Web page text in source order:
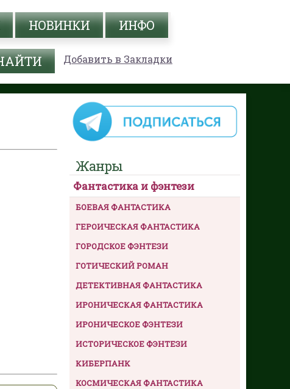
НОВИНКИ ИНФО
Добавить в Закладки
Жанры
Фантастика и фэнтези
БОЕВАЯ ФАНТАСТИКА
ГЕРОИЧЕСКАЯ ФАНТАСТИКА
ГОРОДСКОЕ ФЭНТЕЗИ
ГОТИЧЕСКИЙ РОМАН
ДЕТЕКТИВНАЯ ФАНТАСТИКА
ИРОНИЧЕСКАЯ ФАНТАСТИКА
ИРОНИЧЕСКОЕ ФЭНТЕЗИ
ИСТОРИЧЕСКОЕ ФЭНТЕЗИ
КИБЕРПАНК
КОСМИЧЕСКАЯ ФАНТАСТИКА